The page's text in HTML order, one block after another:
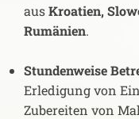
ausKroatien,
Rumänien.
Stundenweise
Erledigung von
Zubereiten von